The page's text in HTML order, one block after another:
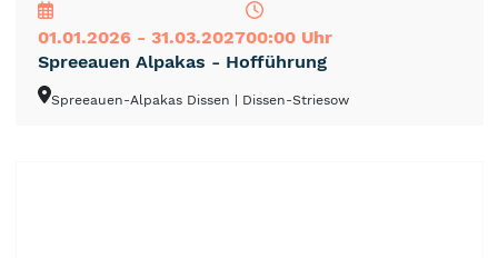
01.01.2026 - 31.03.202700:00 Uhr
Spreeauen Alpakas - Hofführung
Spreeauen-Alpakas Dissen | Dissen-Striesow